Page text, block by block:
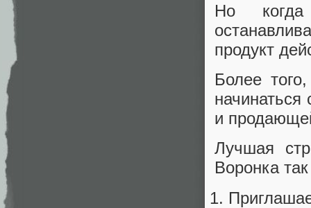
Но
продукт
Более
и
Лучшая
Воронка